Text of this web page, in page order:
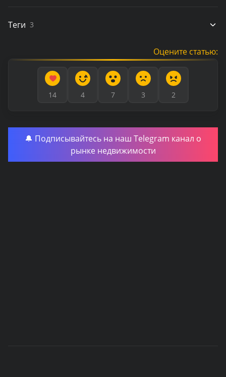
Теги 3
Оцените статью:
14 4 7 3 2
🔔 Подписывайтесь на наш Telegram канал о
рынке недвижимости